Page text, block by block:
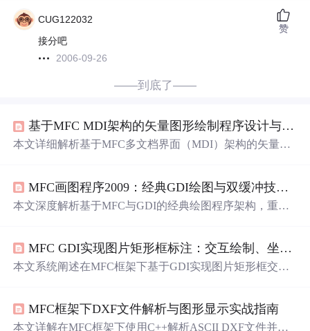
CUG122032
接分吧
2006-09-26
赞
——到底了——
基于MFC MDI架构的矢量图形绘制程序设计与实现
本文详细解析基于MFC多文档界面（MDI）架构的矢量图
制（保存/打开）、选择编辑、撤销重做命令模式、滚动视
图坐标映射及双缓冲防闪烁等关键技术。重点阐述MFC中
MFC画图程序2009：经典GDI绘图与双缓冲技术深度解析
本文深度解析基于MFC与GDI的经典绘图程序架构，重点
及在现代VS环境下的Unicode迁移、GDI+集成和缩放平移
画布适配。涵盖GDI资源管理、区域剪裁优化、空间索引
MFC GDI实现图片矩形框标注：交互绘制、坐标转换与性能优化
本文系统阐述在MFC框架下基于GDI实现图片矩形框交互
精确转换、支持缩放与滚动的坐标映射、标注数据持久化
（CArchive序列化）以及局部重绘（脏矩形）等关键性能
MFC框架下DXF文件解析与图形显示实战指南
本文详解在MFC框架下使用C++解析ASCII DXF文件并实